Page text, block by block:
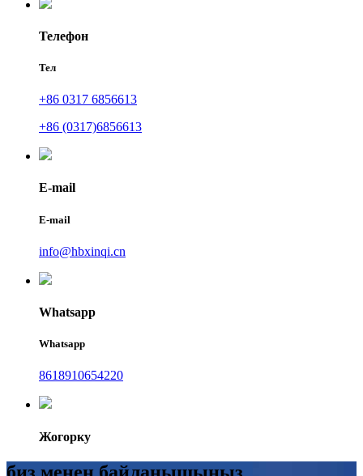
Телефон
Тел
+86 0317 6856613
+86 (0317)6856613
E-mail
E-mail
info@hbxinqi.cn
Whatsapp
Whatsapp
8618910654220
Жогорку